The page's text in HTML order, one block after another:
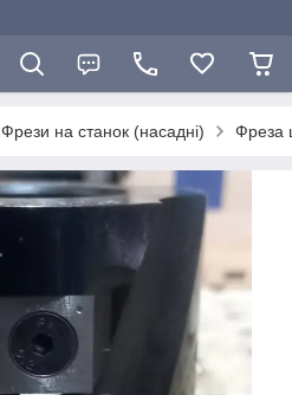
Фрези на станок (насадні) Фреза